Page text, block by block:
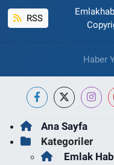
RSS
Haber
Ana Sayfa
Kategoriler
Emlak